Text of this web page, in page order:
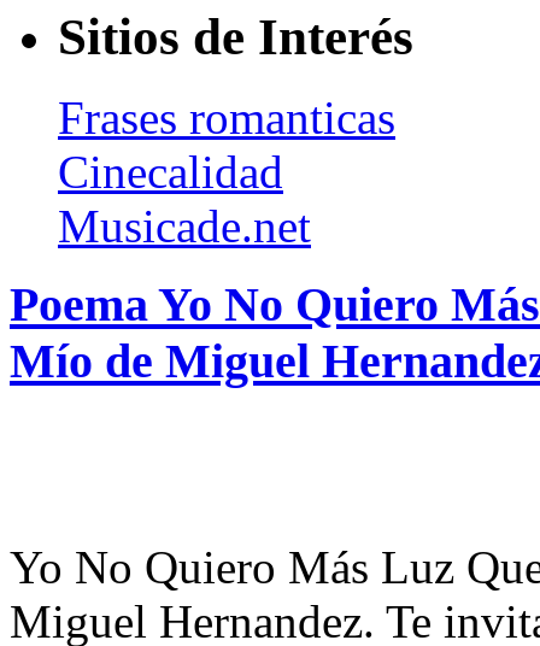
Sitios de Interés
Frases romanticas
Cinecalidad
Musicade.net
Poema Yo No Quiero
Mío de Miguel
Yo No Quiero Más Luz
Miguel Hernandez. Te